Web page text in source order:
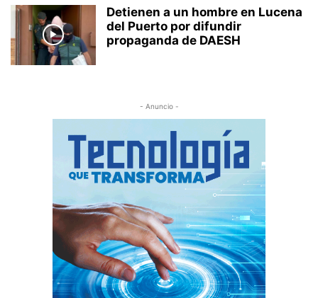
Detienen a un hombre en Lucena
del Puerto por difundir
propaganda de DAESH
- Anuncio -